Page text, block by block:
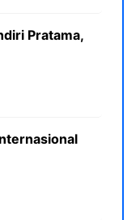
Pratama,